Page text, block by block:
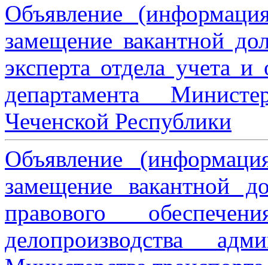
Объявление
замещение вакантной
эксперта отдела учета и
департамента
Чеченской Республики
Объявление
замещение вакантной
правового
делопроизводства